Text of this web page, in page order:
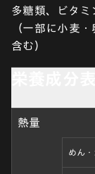
多糖類、ビタミ
（一部に小麦
含む）
熱量
めん・